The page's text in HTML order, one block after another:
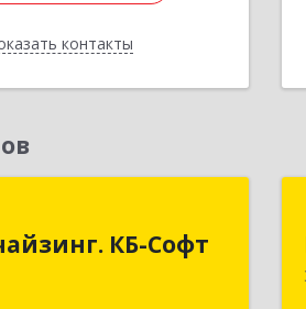
контакты
Назад
КБ-Софт
142400, Московская обл, г.о